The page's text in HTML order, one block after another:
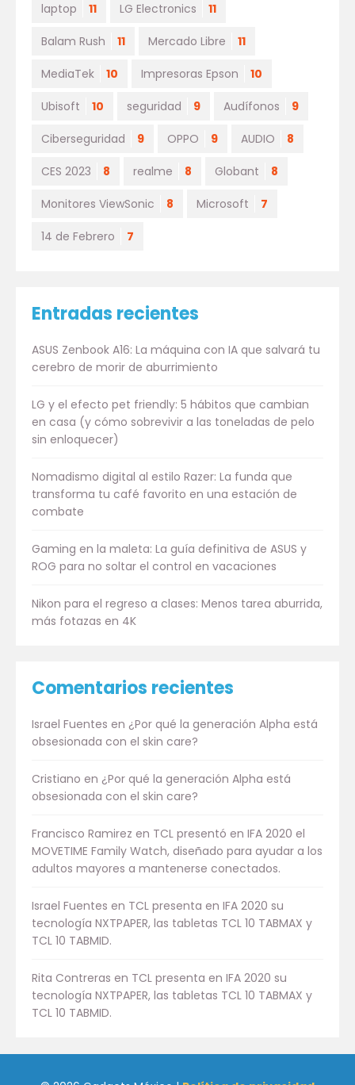
laptop 11 LG Electronics 11
Balam Rush 11 Mercado Libre 11
MediaTek 10 Impresoras Epson 10
Ubisoft 10 seguridad 9 Audífonos 9
Ciberseguridad 9 OPPO 9 AUDIO 8
CES 2023 8 realme 8 Globant 8
Monitores ViewSonic 8 Microsoft 7
14 de Febrero 7
Entradas recientes
ASUS Zenbook A16: La máquina con IA que salvará tu
cerebro de morir de aburrimiento
LG y el efecto pet friendly: 5 hábitos que cambian
en casa (y cómo sobrevivir a las toneladas de pelo
sin enloquecer)
Nomadismo digital al estilo Razer: La funda que
transforma tu café favorito en una estación de
combate
Gaming en la maleta: La guía definitiva de ASUS y
ROG para no soltar el control en vacaciones
Nikon para el regreso a clases: Menos tarea aburrida,
más fotazas en 4K
Comentarios recientes
Israel Fuentes en ¿Por qué la generación Alpha está
obsesionada con el skin care?
Cristiano en ¿Por qué la generación Alpha está
obsesionada con el skin care?
Francisco Ramirez en TCL presentó en IFA 2020 el
MOVETIME Family Watch, diseñado para ayudar a los
adultos mayores a mantenerse conectados.
Israel Fuentes en TCL presenta en IFA 2020 su
tecnología NXTPAPER, las tabletas TCL 10 TABMAX y
TCL 10 TABMID.
Rita Contreras en TCL presenta en IFA 2020 su
tecnología NXTPAPER, las tabletas TCL 10 TABMAX y
TCL 10 TABMID.